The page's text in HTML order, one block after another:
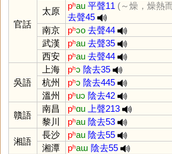
官話
太原
pʰau 平聲11 (～燥，燥熱
去聲45
南京
pʰɔo 去聲44
武漢
pʰau 去聲35
西安
pʰau 去聲44
吳語
上海 pʰɔ 陰去35
杭州
pʰɔ 陰去445
溫州
pʰuɔ 陰去42
贛語
南昌 pʰɑu
上聲213
黎川
pʰau 陰去53
湘語
長沙 pʰau 陰去55
湘潭
pʰaɯ 陰去55